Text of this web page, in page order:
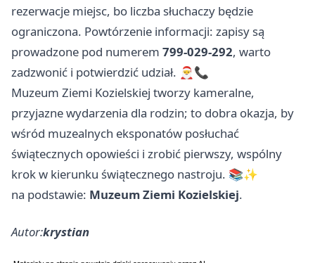
rezerwacje miejsc, bo liczba słuchaczy będzie
ograniczona. Powtórzenie informacji: zapisy są
prowadzone pod numerem 799‑029‑292, warto
zadzwonić i potwierdzić udział. 🎅📞
Muzeum Ziemi Kozielskiej tworzy kameralne,
przyjazne wydarzenia dla rodzin; to dobra okazja, by
wśród muzealnych eksponatów posłuchać
świątecznych opowieści i zrobić pierwszy, wspólny
krok w kierunku świątecznego nastroju. 📚✨
na podstawie: Muzeum Ziemi Kozielskiej.
Autor:krystian